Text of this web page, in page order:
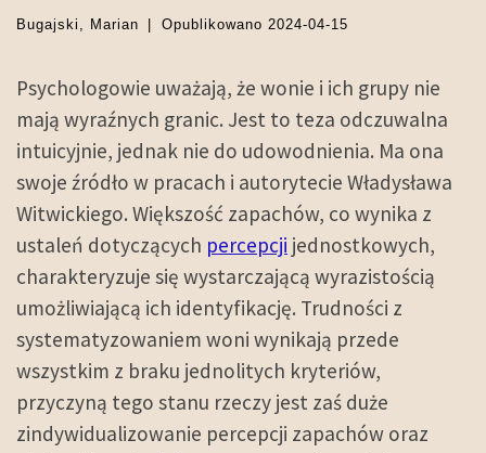
Bugajski, Marian Opublikowano 2024-04-15
Psychologowie uważają, że wonie i ich grupy nie
mają wyraźnych granic. Jest to teza odczuwalna
intuicyjnie, jednak nie do udowodnienia. Ma ona
swoje źródło w pracach i autorytecie Władysława
Witwickiego. Większość zapachów, co wynika z
ustaleń dotyczących percepcji jednostkowych,
charakteryzuje się wystarczającą wyrazistością
umożliwiającą ich identyfikację. Trudności z
systematyzowaniem woni wynikają przede
wszystkim z braku jednolitych kryteriów,
przyczyną tego stanu rzeczy jest zaś duże
zindywidualizowanie percepcji zapachów oraz